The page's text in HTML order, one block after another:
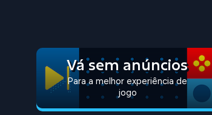
Vá sem anúncios
Para a melhor experiência de
jogo